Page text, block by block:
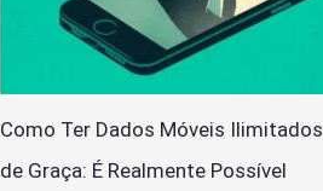
Como Ter Dados Móveis Ilimitados
de Graça: É Realmente Possível